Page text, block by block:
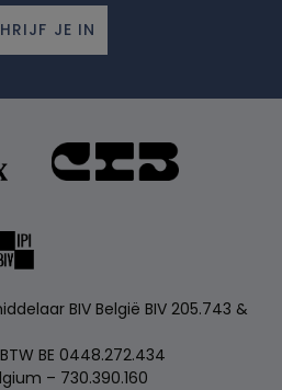
JE IN
BIV België BIV 205.743 &
BE 0448.272.434
– 730.390.160